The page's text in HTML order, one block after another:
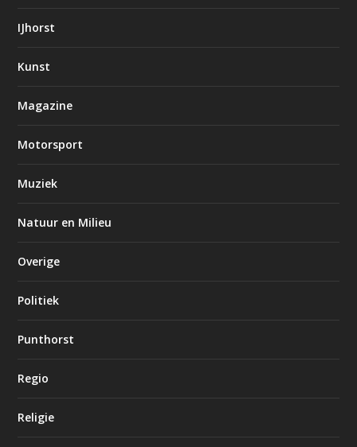
IJhorst
Kunst
Magazine
Motorsport
Muziek
Natuur en Milieu
Overige
Politiek
Punthorst
Regio
Religie